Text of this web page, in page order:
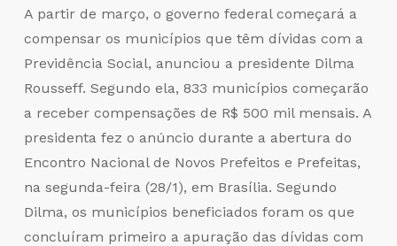
A partir de março, o governo federal começará a
compensar os municípios que têm dívidas com a
Previdência Social, anunciou a presidente Dilma
Rousseff. Segundo ela, 833 municípios começarão
a receber compensações de R$ 500 mil mensais. A
presidenta fez o anúncio durante a abertura do
Encontro Nacional de Novos Prefeitos e Prefeitas,
na segunda-feira (28/1), em Brasília. Segundo
Dilma, os municípios beneficiados foram os que
concluíram primeiro a apuração das dívidas com